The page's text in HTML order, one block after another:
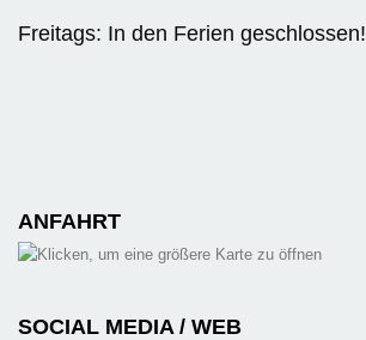
Freitags: In den Ferien geschlossen!
ANFAHRT
SOCIAL MEDIA / WEB